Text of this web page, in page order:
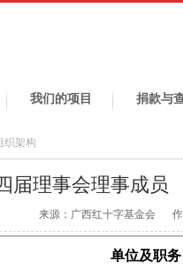
我们的项目 捐款与
织架构
届理事会理事成员
来源：广西红十字基金会
单位及职务